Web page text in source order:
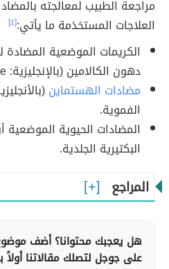
مراجعة الطبيب لمعالجته
العلاجات المستخدَمة ما يأتي:[٤]
الكريمات الموضعية المضادة
دهون الكالامين (بالإنجليزية: Calamine).
مضادات الهستماين
الفموية.
المضادات الحيوية
البكتيرية الجلدية.
المراجع
هل يعجبك محتوانا؟ أضف
على جوجل لتصلك مقالاتنا أولاً